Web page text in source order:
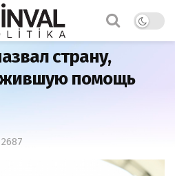
страну,
помощь
2687